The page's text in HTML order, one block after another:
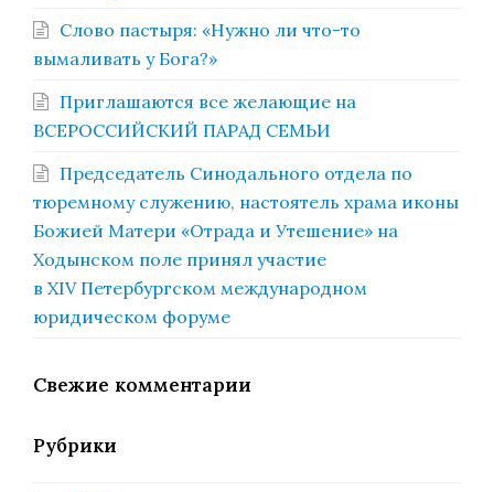
Слово пастыря: «Нужно ли что-то
вымаливать у Бога?»
Приглашаются все желающие на
ВСЕРОССИЙСКИЙ ПАРАД СЕМЬИ
Председатель Синодального отдела по
тюремному служению, настоятель храма иконы
Божией Матери «Отрада и Утешение» на
Ходынском поле принял участие
в XIV Петербургском международном
юридическом форуме
Свежие комментарии
Рубрики